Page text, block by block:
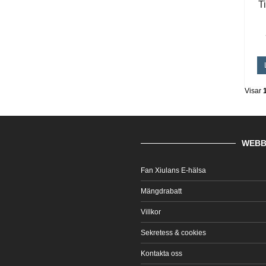
Visar
Fan Xiulans E-hälsa
Mängdrabatt
Villkor
Sekretess & cookies
Kontakta oss